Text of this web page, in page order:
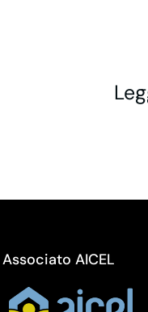
Associato AICEL